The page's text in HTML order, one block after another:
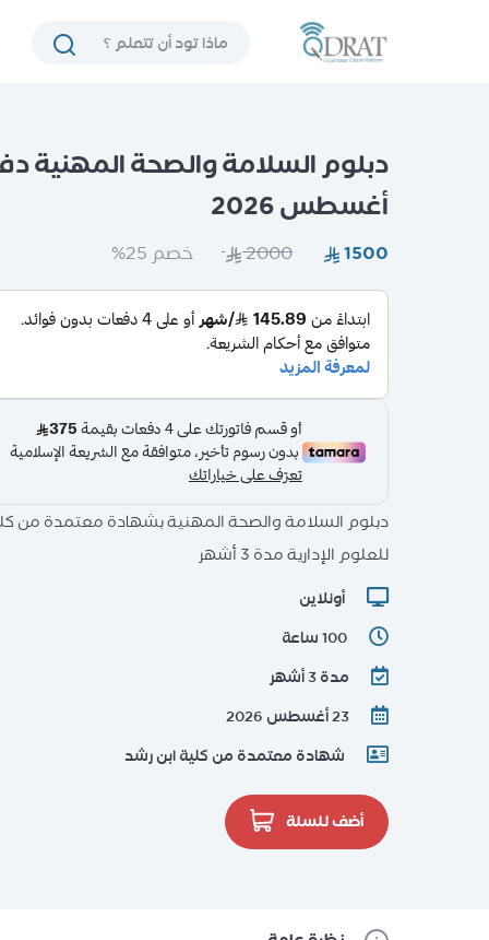
دبلوم السلامة والصحة المهنية
أغسطس 2026
خصم 25%
دبلوم السلامة والصحة المهنية بشهادة معتمدة من
للعلوم الإدارية مدة 3 أشهر
أونلاين
100 ساعة
مدة 3 أشهر
23 أغسطس 2026
شهادة معتمدة من كلية ابن رشد
أضف للسلة